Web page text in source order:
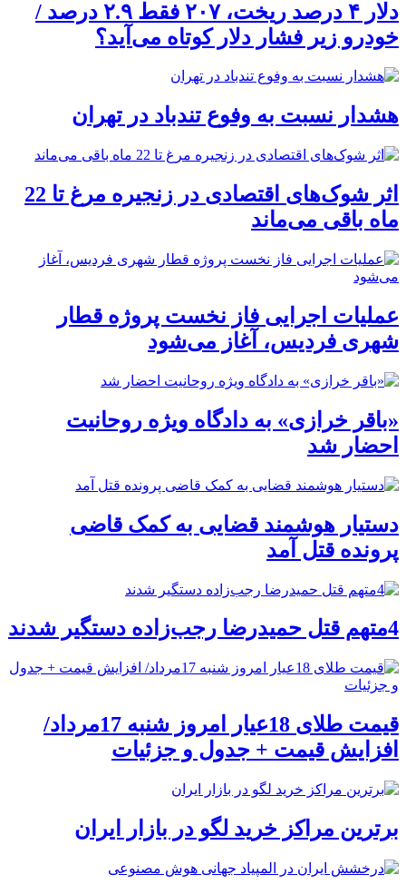
دلار ۴ درصد ریخت، ۲۰۷ فقط ۲.۹ درصد /
خودرو زیر فشار دلار کوتاه می‌آید؟
هشدار نسبت به وفوع تندباد در تهران
اثر شوک‌های اقتصادی در زنجیره مرغ تا 22
ماه باقی می‌ماند
عملیات اجرایی فاز نخست پروژه قطار
شهری فردیس، آغاز می‌شود
«باقر خرازی» به دادگاه ویژه روحانیت
احضار شد
دستیار هوشمند قضایی به کمک قاضی
پرونده قتل آمد
4متهم قتل حمیدرضا رجب‌زاده دستگیر شدند
قیمت طلای 18عیار امروز شنبه 17مرداد/
افزایش قیمت + جدول و جزئیات
برترین مراکز خرید لگو در بازار ایران